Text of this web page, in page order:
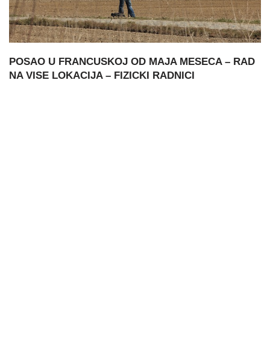
POSAO U FRANCUSKOJ OD MAJA MESECA – RAD
NA VISE LOKACIJA – FIZICKI RADNICI